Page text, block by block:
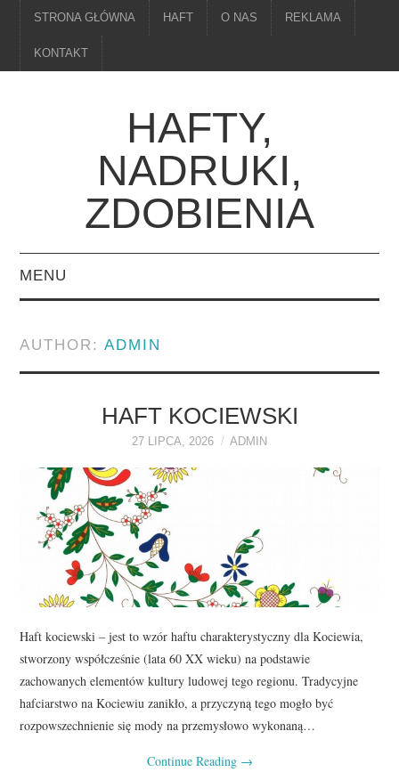
STRONA GŁÓWNA HAFT O NAS REKLAMA
KONTAKT
HAFTY,
NADRUKI,
ZDOBIENIA
MENU
KONTAKT
AUTHOR:ADMIN
HAFT KOCIEWSKI
27 LIPCA, 2026 ADMIN
Haft kociewski – jest to wzór haftu charakterystyczny dla Kociewia,
stworzony współcześnie (lata 60 XX wieku) na podstawie
zachowanych elementów kultury ludowej tego regionu. Tradycyjne
hafciarstwo na Kociewiu zanikło, a przyczyną tego mogło być
rozpowszechnienie się mody na przemysłowo wykonaną…
Continue Reading →